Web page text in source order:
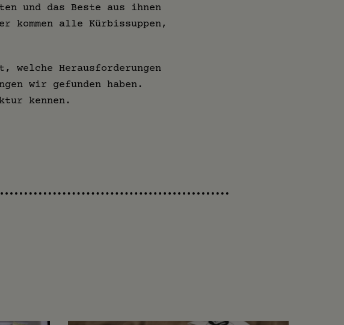
und das Beste aus ihnen
alle Kürbissuppen,
Herausforderungen
wir gefunden haben.
kennen.